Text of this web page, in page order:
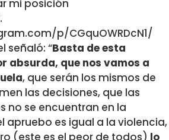
mi posición
p/CGquOWRDcN1/
señaló: “Basta de esta
absurda, que nos vamos a
, que serán los mismos de
las decisiones, que las
no se encuentran en la
apruebo es igual a la violencia,